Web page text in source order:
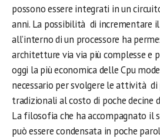
possono essere integrati in un
anni. La possibilità di incrementare
all’interno di un processore ha
architetture via via più complesse e
oggi la più economica delle Cpu
necessario per svolgere le attività
tradizionali al costo di poche decine
La filosofia che ha accompagnato il
può essere condensata in poche